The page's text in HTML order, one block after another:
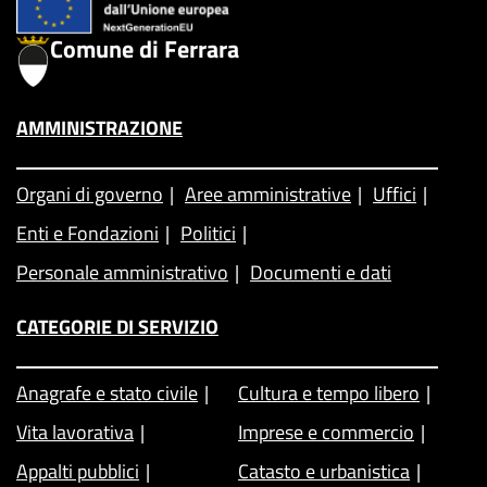
Comune di Ferrara
AMMINISTRAZIONE
Organi di governo Aree amministrative
Uffici
Enti e Fondazioni
Politici
Personale amministrativo
Documenti e dati
CATEGORIE DI SERVIZIO
Anagrafe e stato civile
Cultura e tempo libero
Vita lavorativa
Imprese e commercio
Appalti pubblici
Catasto e urbanistica